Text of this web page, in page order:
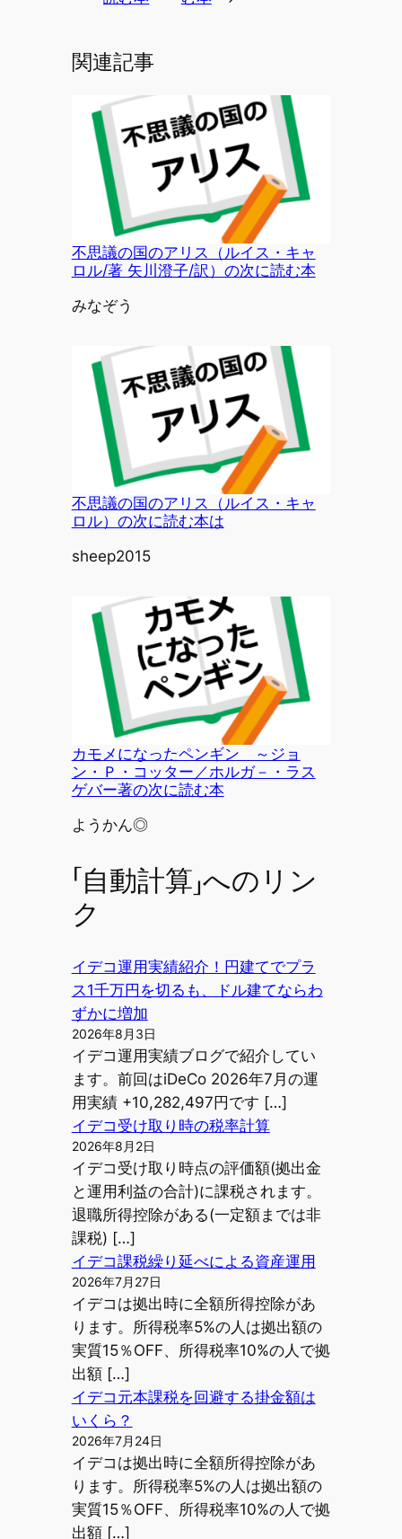
関連記事
不思議の国のアリス（ルイス・キャ
ロル/著 矢川澄子/訳）の次に読む本
投稿者
みなぞう
不思議の国のアリス（ルイス・キャ
ロル）の次に読む本は
投稿者
sheep2015
カモメになったペンギン ～ジョ
ン・Ｐ・コッター／ホルガ－・ラス
ゲバー著の次に読む本
投稿者
ようかん◎
「自動計算」へのリン
ク
イデコ運用実績紹介！円建てでプラ
ス1千万円を切るも、ドル建てならわ
ずかに増加
2026年8月3日
イデコ運用実績ブログで紹介してい
ます。前回はiDeCo 2026年7月の運
用実績 +10,282,497円です […]
イデコ受け取り時の税率計算
2026年8月2日
イデコ受け取り時点の評価額(拠出金
と運用利益の合計)に課税されます。
退職所得控除がある(一定額までは非
課税) […]
イデコ課税繰り延べによる資産運用
2026年7月27日
イデコは拠出時に全額所得控除があ
ります。所得税率5%の人は拠出額の
実質15％OFF、所得税率10%の人で拠
出額 […]
イデコ元本課税を回避する掛金額は
いくら？
2026年7月24日
イデコは拠出時に全額所得控除があ
ります。所得税率5%の人は拠出額の
実質15％OFF、所得税率10%の人で拠
出額 […]